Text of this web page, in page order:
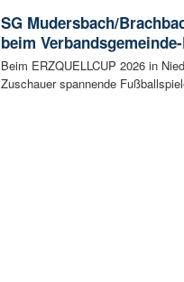
SG Mudersbach/
beim
Beim ERZQUELLCUP 2026 in
Zuschauer spannende